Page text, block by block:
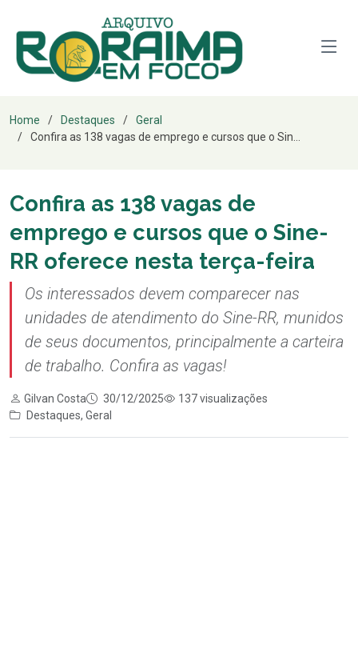
Home Destaques
Geral
Confira as 138 vagas de emprego e cursos que o Sin...
Confira as 138 vagas de
emprego e cursos que o Sine-
RR oferece nesta terça-feira
Os interessados devem comparecer nas
unidades de atendimento do Sine-RR, munidos
de seus documentos, principalmente a carteira
de trabalho. Confira as vagas!
Gilvan Costa 30/12/2025
137 visualizações
Destaques, Geral